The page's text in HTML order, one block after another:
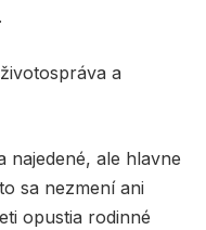
a
najedené, ale hlavne
sa nezmení ani
opustia rodinné